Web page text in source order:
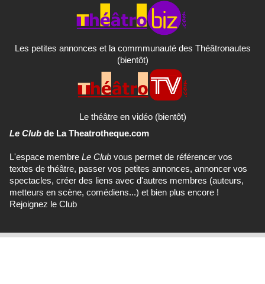
Les petites annonces et la commmunauté des Théâtronautes
(bientôt)
Le théâtre en vidéo (bientôt)
Le Club de La Theatrotheque.com
L'espace membre Le Club vous permet de référencer vos
textes de théâtre, passer vos petites annonces, annoncer vos
spectacles, créer des liens avec d'autres membres (auteurs,
metteurs en scène, comédiens...) et bien plus encore !
Rejoignez le Club